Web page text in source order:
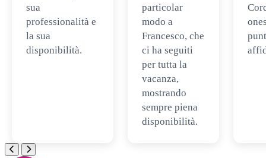
sua
professionalità e
la sua
disponibilità.
particolar
modo a
Francesco, che
ci ha seguiti
per tutta la
vacanza,
mostrando
sempre piena
disponibilità.